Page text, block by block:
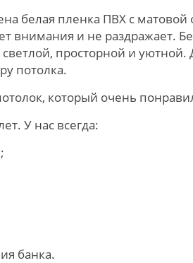
белая пленка ПВХ с
внимания и не раздражает.
просторной и
потолка.
который очень
У нас всегда:
банка.